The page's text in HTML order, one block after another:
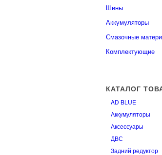
Шины
Аккумуляторы
Смазочные
Комплектующие
КАТАЛОГ
AD BLUE
Аккумуляторы
Аксессуары
ДВС
Задний редуктор